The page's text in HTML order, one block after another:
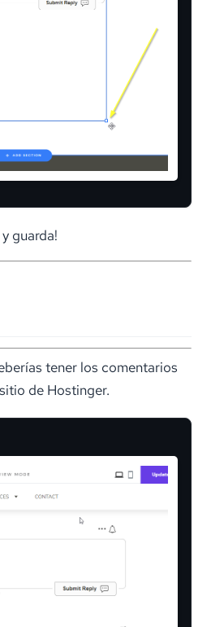
guarda!
tener los comentarios
de Hostinger.